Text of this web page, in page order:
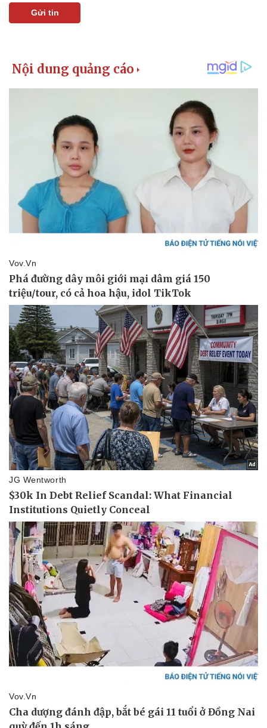
Sản phụ khoa
Làm đẹp - giảm cân
Phòng mạch online
Ăn sạch sống khỏe
Nhà đẹp
Tình yêu - Gia đình
Sân khấu - Điện ảnh
Văn học
Âm nhạc
Giải trí
Thời trang
Gửi tin